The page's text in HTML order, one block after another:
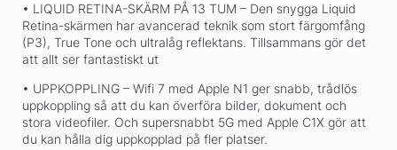
• LIQUID RETINA-SKÄRM PÅ 13 TUM – Den snygga Liquid
Retina-skärmen har avancerad teknik som stort färgomfång
(P3), True Tone och ultralåg reflektans. Tillsammans gör det
att allt ser fantastiskt ut
• UPPKOPPLING – Wifi 7 med Apple N1 ger snabb, trådlös
uppkoppling så att du kan överföra bilder, dokument och
stora videofiler. Och supersnabbt 5G med Apple C1X gör att
du kan hålla dig uppkopplad på fler platser.